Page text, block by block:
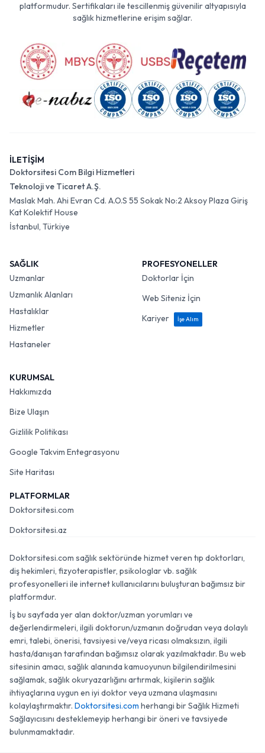
platformudur. Sertifikaları ile tescillenmiş güvenilir altyapısıyla
sağlık hizmetlerine erişim sağlar.
İLETİŞİM
Doktorsitesi Com Bilgi Hizmetleri
Teknoloji ve Ticaret A.Ş.
Maslak Mah. Ahi Evran Cd. A.O.S 55 Sokak No:2 Aksoy Plaza Giriş
Kat Kolektif House
İstanbul, Türkiye
SAĞLIK
Uzmanlar
Uzmanlık Alanları
Hastalıklar
Hizmetler
Hastaneler
PROFESYONELLER
Doktorlar İçin
Web Siteniz İçin
Kariyer
İşe Alım
KURUMSAL
Hakkımızda
Bize Ulaşın
Gizlilik Politikası
Google Takvim Entegrasyonu
Site Haritası
PLATFORMLAR
Doktorsitesi.com
Doktorsitesi.az
Doktorsitesi.com sağlık sektöründe hizmet veren tıp doktorları,
diş hekimleri, fizyoterapistler, psikologlar vb. sağlık
profesyonelleri ile internet kullanıcılarını buluşturan bağımsız bir
platformdur.
İş bu sayfada yer alan doktor/uzman yorumları ve
değerlendirmeleri, ilgili doktorun/uzmanın doğrudan veya dolaylı
emri, talebi, önerisi, tavsiyesi ve/veya ricası olmaksızın, ilgili
hasta/danışan tarafından bağımsız olarak yazılmaktadır. Bu web
sitesinin amacı, sağlık alanında kamuoyunun bilgilendirilmesini
sağlamak, sağlık okuryazarlığını artırmak, kişilerin sağlık
ihtiyaçlarına uygun en iyi doktor veya uzmana ulaşmasını
kolaylaştırmaktır. Doktorsitesi.com herhangi bir Sağlık Hizmeti
Sağlayıcısını desteklemeyip herhangi bir öneri ve tavsiyede
bulunmamaktadır.